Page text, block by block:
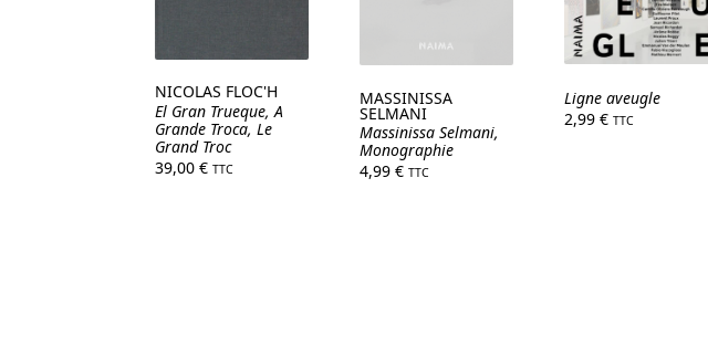
NICOLAS FLOC'H
El Gran Trueque, A
Grande Troca, Le
Grand Troc
39,00€ TTC
MASSINISSA
SELMANI
Massinissa Selmani,
Monographie
4,99€ TTC
Ligne aveugle
2,99€ TTC